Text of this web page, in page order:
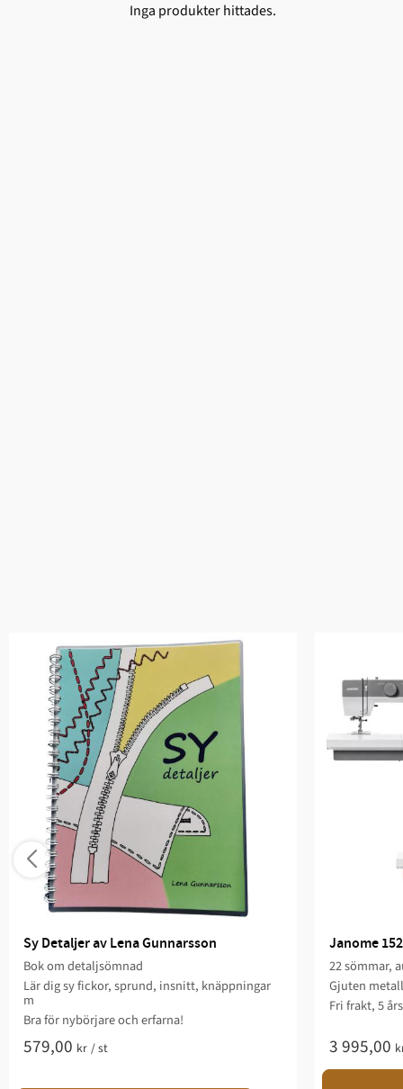
Inga produkter hittades.
Sy Detaljer av Lena Gunnarsson
Bok om detaljsömnad
Lär dig sy fickor, sprund, insnitt, knäppningar
m
Bra för nybörjare och erfarna!
579,00 kr /st
Janome
22 sömmar,
Gjuten
Fri frakt, 5
3 995,00